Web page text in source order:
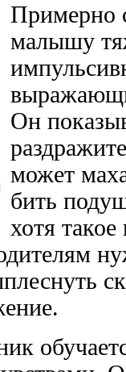
Примерно
малышу
Он
может
бить
хотя